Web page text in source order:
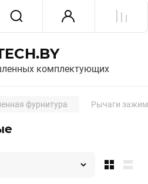
комплектующих
фурнитура Рычаги